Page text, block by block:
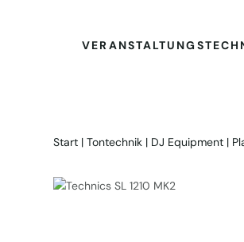
Start |Tontechnik | DJ Equipment |